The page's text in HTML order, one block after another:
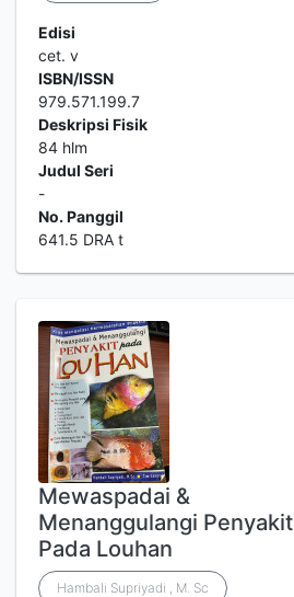
Edisi
cet. v
ISBN/ISSN
979.571.199.7
Deskripsi Fisik
84 hlm
Judul Seri
-
No. Panggil
641.5 DRA t
Mewaspadai &
Menanggulangi Penyakit
Pada Louhan
Hambali Supriyadi , M. Sc